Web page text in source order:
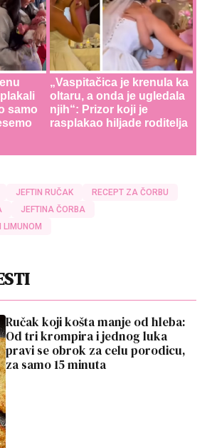
samo
„Vaspitačica je krenula ka
oltaru, a onda je ugledala
njih“: Prizor koji je
rasplakao hiljade roditelja
JEFTIN RUČAK
RECEPT ZA ČORBU
JEFTINA ČORBA
LIMUNOM
Ručak koji košta manje od hleba:
Od tri krompira i jednog luka
pravi se obrok za celu porodicu,
za samo 15 minuta